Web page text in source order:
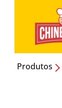
Produtos